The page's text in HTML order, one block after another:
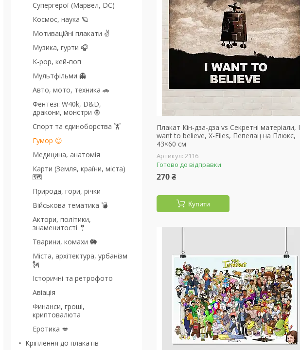
Супергерої (Марвел, DC)
Космос, наука 🪐
Мотиваційні плакати ✌
Музика, гурти 🎧
K-pop, кей-поп
Мультфільми 👻
Авто, мото, техника 🚗
Фентезі: W40k, D&D,
дракони, монстри 🧛
Спорт та єдиноборства 🏋
Гумор 😊
Медицина, анатомія
Карти (Земля, країни, міста)
🗺
Природа, гори, річки
Військова тематика 💣
Актори, політики,
знаменитості 🤵
Тварини, комахи 🐘
Міста, архітектура, урбанізм
🗽
Історичні та ретрофото
Авіація
Финанси, гроші,
криптовалюта
Еротика 💋
Кріплення до плакатів
Плакат Кін-дза-дза vs Секретні матеріали, I
want to believe, X-Files, Пепелац на Плюкє,
43×60 см
2116
Готово до відправки
270 ₴
Купити